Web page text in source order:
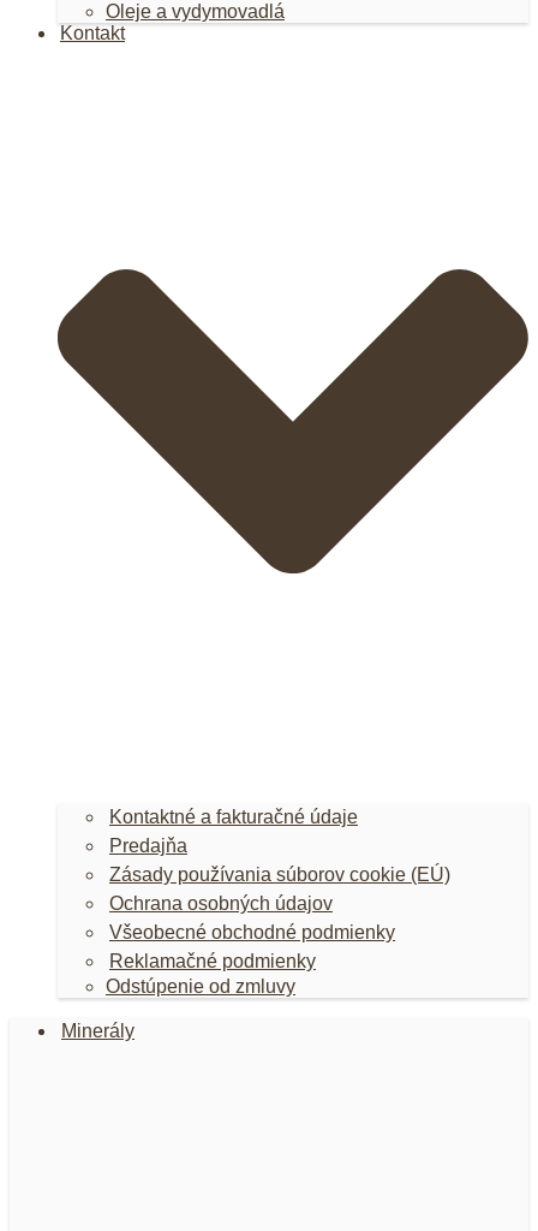
Oleje a vydymovadlá
Kontakt
Kontaktné a fakturačné údaje
Predajňa
Zásady používania súborov cookie (EÚ)
Ochrana osobných údajov
Všeobecné obchodné podmienky
Reklamačné podmienky
Odstúpenie od zmluvy
Minerály